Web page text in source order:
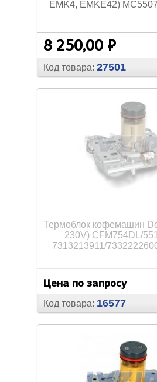
EMK4, EMKE42)
8 250,00 ₽
Код товара: 27501
Термоблок кофемашин
230V) CFM754DL/
7313213911/
Цена по запросу
Код товара: 16577